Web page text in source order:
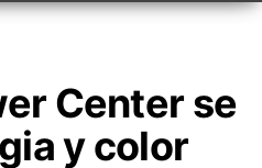
Center se
y color